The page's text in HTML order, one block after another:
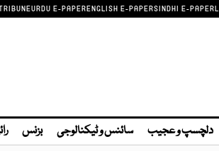
URDU E-PAPERENGLISH E-PAPERSINDHI E-PAPER
دلچسپ و عجیب سائنس و ٹیکنالوجی بزنس